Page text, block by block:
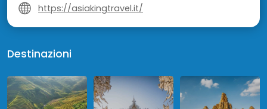
https://asiakingtravel.it/
Destinazioni